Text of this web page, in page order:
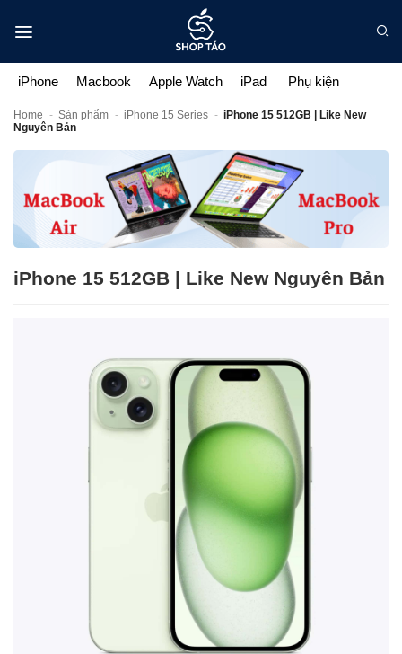
qua
iPhone Macbook Apple Watch iPad Phụ kiện
Home - Sản phẩm - iPhone 15 Series - iPhone 15 512GB | Like New
Nguyên Bản
iPhone 15 512GB | Like New Nguyên Bản